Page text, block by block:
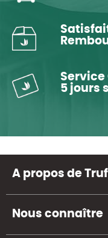
Service
5 jours
A propos de
Nous connaître